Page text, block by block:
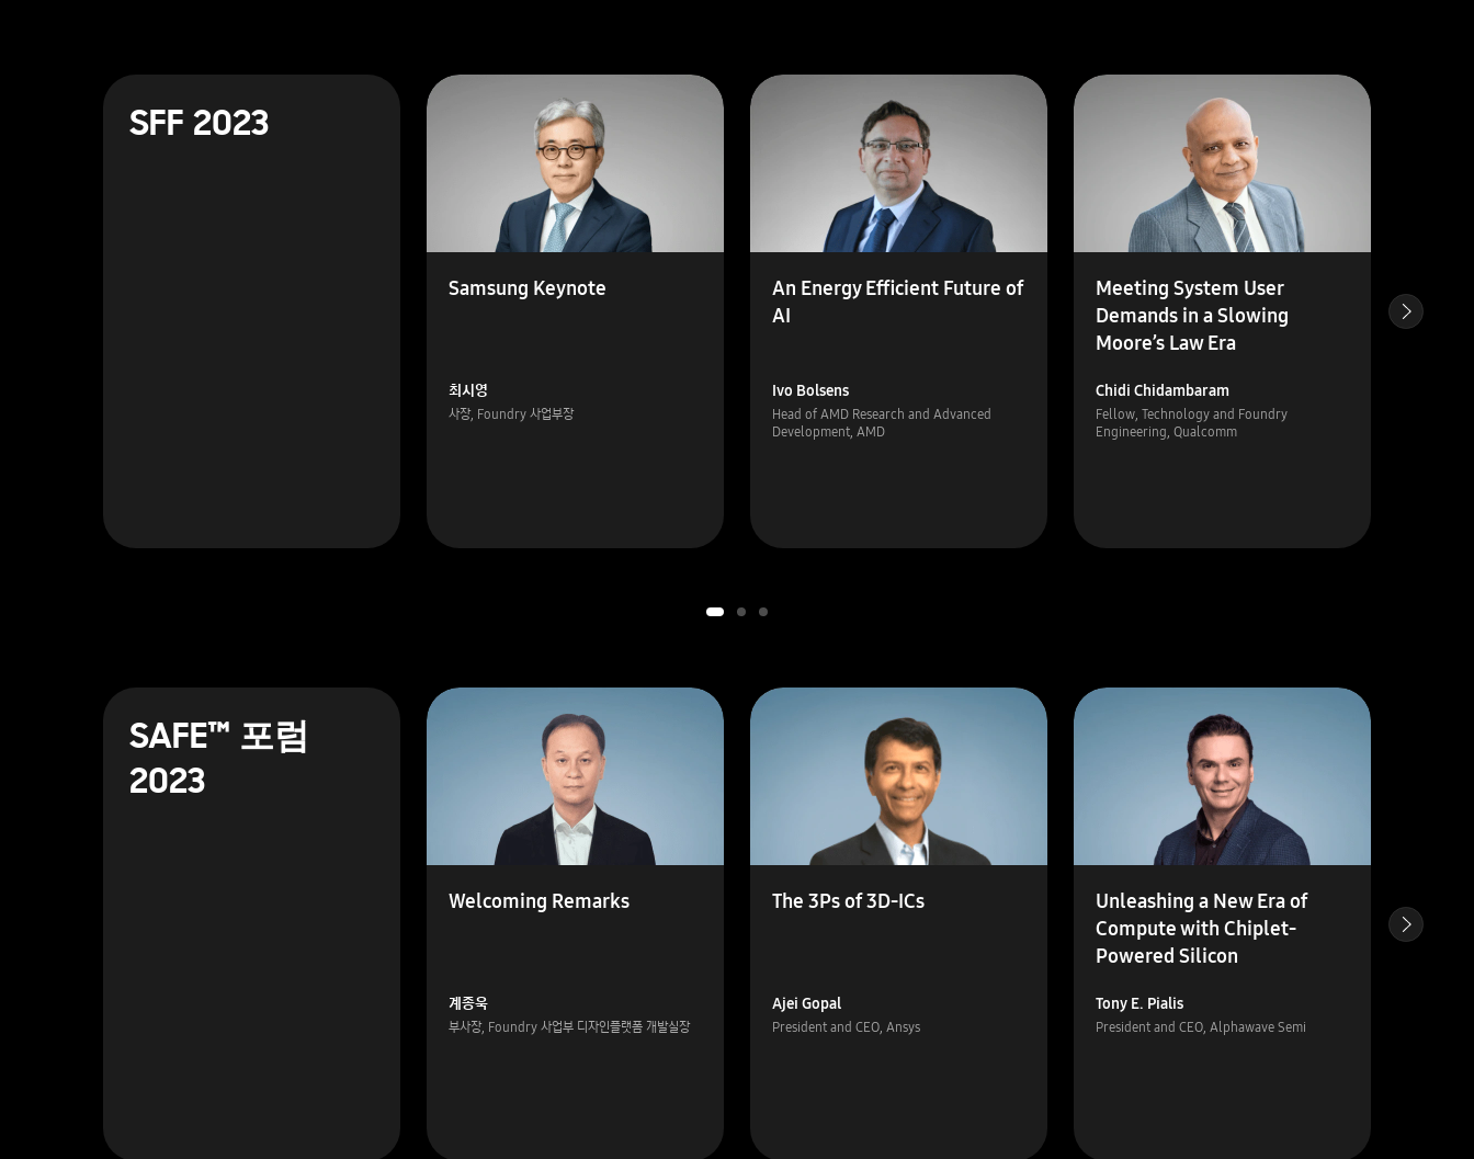
SFF 2023
Samsung Keynote
최시영
사장, Foundry 사업부장
An Energy Efficient Future of
AI
Ivo Bolsens
Head of AMD Research and Advanced
Development, AMD
Meeting System User
Demands in a Slowing
Moore’s Law Era
Chidi Chidambaram
Fellow, Technology and Foundry
Engineering, Qualcomm
SAFE™ 포럼
2023
Welcoming Remarks
계종욱
부사장, Foundry 사업부 디자인플랫폼 개발실장
The 3Ps of 3D-ICs
Ajei Gopal
President and CEO, Ansys
Unleashing a New Era of
Compute with Chiplet-
Powered Silicon
Tony E. Pialis
President and CEO, Alphawave Semi